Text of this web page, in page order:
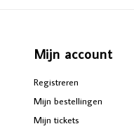
Mijn account
Registreren
Mijn bestellingen
Mijn tickets